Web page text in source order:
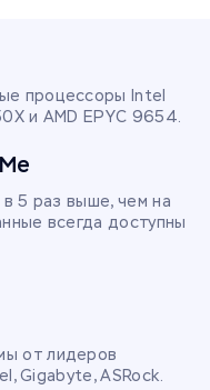
процессоры Intel
и AMD EPYC 9654.
в 5 раз выше, чем на
всегда доступны
от лидеров
Gigabyte, ASRock.